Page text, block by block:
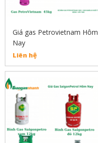
Giá gas Petrovietnam Hôm
Nay
Liên hệ